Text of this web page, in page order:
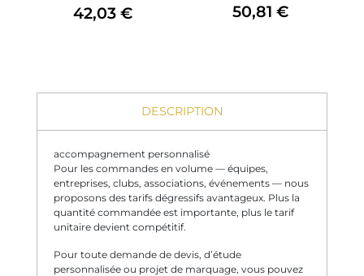
42,03 € 50,81 €
DESCRIPTION
accompagnement personnalisé
Pour les commandes en volume — équipes,
entreprises, clubs, associations, événements — nous
proposons des tarifs dégressifs avantageux. Plus la
quantité commandée est importante, plus le tarif
unitaire devient compétitif.
Pour toute demande de devis, d’étude
personnalisée ou projet de marquage, vous pouvez